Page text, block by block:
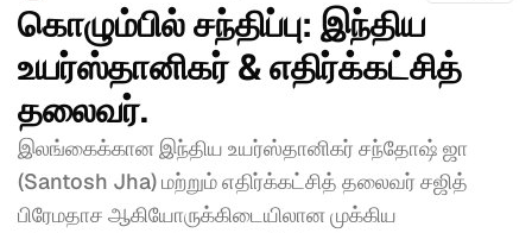
கொழும்பில் சந்திப்பு: இந்திய
உயர்ஸ்தானிகர் & எதிர்க்கட்சித்
தலைவர்.
இலங்கைக்கான இந்திய உயர்ஸ்தானிகர் சந்தோஷ் ஜா
(Santosh Jha) மற்றும் எதிர்க்கட்சித் தலைவர் சஜித்
பிரேமதாச ஆகியோருக்கிடையிலான முக்கிய